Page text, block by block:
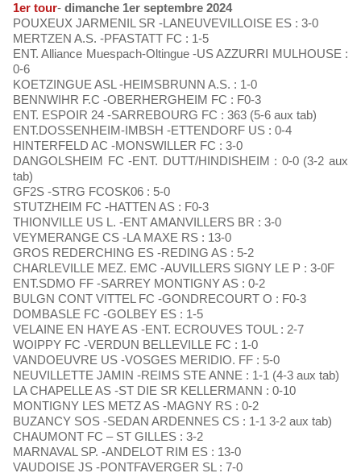
1er tour- dimanche 1er septembre 2024
POUXEUX JARMENIL SR -LANEUVEVILLOISE ES : 3-0
MERTZEN A.S. -PFASTATT FC : 1-5
ENT. Alliance Muespach-Oltingue -US AZZURRI MULHOUSE :
0-6
KOETZINGUE ASL -HEIMSBRUNN A.S. : 1-0
BENNWIHR F.C -OBERHERGHEIM FC : F0-3
ENT. ESPOIR 24 -SARREBOURG FC : 363 (5-6 aux tab)
ENT.DOSSENHEIM-IMBSH -ETTENDORF US : 0-4
HINTERFELD AC -MONSWILLER FC : 3-0
DANGOLSHEIM FC -ENT. DUTT/HINDISHEIM : 0-0 (3-2 aux
tab)
GF2S -STRG FCOSK06 : 5-0
STUTZHEIM FC -HATTEN AS : F0-3
THIONVILLE US L. -ENT AMANVILLERS BR : 3-0
VEYMERANGE CS -LA MAXE RS : 13-0
GROS REDERCHING ES -REDING AS : 5-2
CHARLEVILLE MEZ. EMC -AUVILLERS SIGNY LE P : 3-0F
ENT.SDMO FF -SARREY MONTIGNY AS : 0-2
BULGN CONT VITTEL FC -GONDRECOURT O : F0-3
DOMBASLE FC -GOLBEY ES : 1-5
VELAINE EN HAYE AS -ENT. ECROUVES TOUL : 2-7
WOIPPY FC -VERDUN BELLEVILLE FC : 1-0
VANDOEUVRE US -VOSGES MERIDIO. FF : 5-0
NEUVILLETTE JAMIN -REIMS STE ANNE : 1-1 (4-3 aux tab)
LA CHAPELLE AS -ST DIE SR KELLERMANN : 0-10
MONTIGNY LES METZ AS -MAGNY RS : 0-2
BUZANCY SOS -SEDAN ARDENNES CS : 1-1 3-2 aux tab)
CHAUMONT FC – ST GILLES : 3-2
MARNAVAL SP. -ANDELOT RIM ES : 13-0
VAUDOISE JS -PONTFAVERGER SL : 7-0